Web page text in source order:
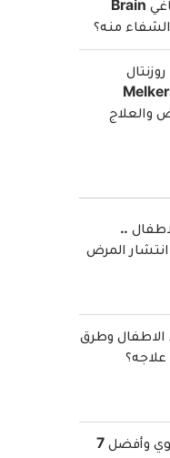
أسباب الموت الدماغي Brain
..
انتشار المرض
الاطفال وطرق
علاجه؟
علاج الهربس الفموي وأفضل 7